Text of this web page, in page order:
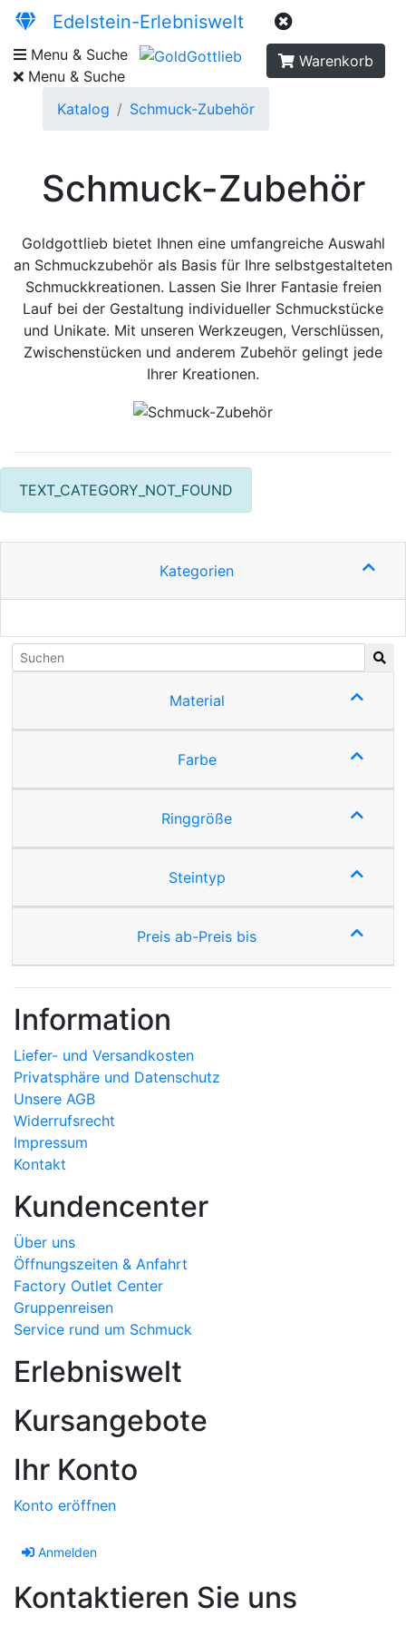
Edelstein-Erlebniswelt
Menu & Suche
Menu & Suche
Warenkorb
Katalog Schmuck-Zubehör
Schmuck-Zubehör
Goldgottlieb bietet Ihnen eine umfangreiche Auswahl
an Schmuckzubehör als Basis für Ihre selbstgestalteten
Schmuckkreationen. Lassen Sie Ihrer Fantasie freien
Lauf bei der Gestaltung individueller Schmuckstücke
und Unikate. Mit unseren Werkzeugen, Verschlüssen,
Zwischenstücken und anderem Zubehör gelingt jede
Ihrer Kreationen.
TEXT_CATEGORY_NOT_FOUND
Kategorien
Material
Farbe
Ringgröße
Steintyp
Preis ab-Preis bis
Information
Liefer- und Versandkosten
Privatsphäre und Datenschutz
Unsere AGB
Widerrufsrecht
Impressum
Kontakt
Kundencenter
Über uns
Öffnungszeiten & Anfahrt
Factory Outlet Center
Gruppenreisen
Service rund um Schmuck
Erlebniswelt
Kursangebote
Ihr Konto
Konto eröffnen
Anmelden
Kontaktieren Sie uns